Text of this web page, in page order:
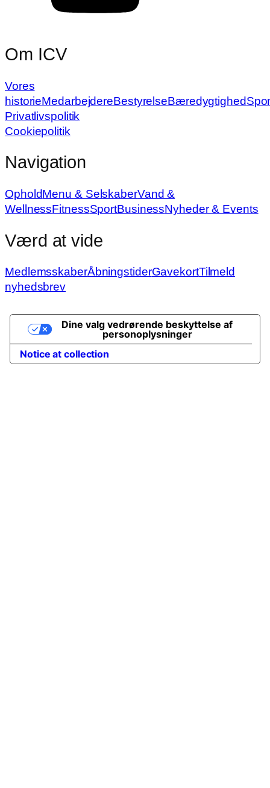
Om ICV
Vores
historieMedarbejdereBestyrelseBæredygtighed
Privatlivspolitik
Cookiepolitik
Navigation
OpholdMenu & SelskaberVand &
WellnessFitnessSportBusinessNyheder & Events
Værd at vide
MedlemsskaberÅbningstiderGavekortTilmeld
nyhedsbrev
Notice at collection
Dine valg vedrørende beskyttelse af
personoplysninger